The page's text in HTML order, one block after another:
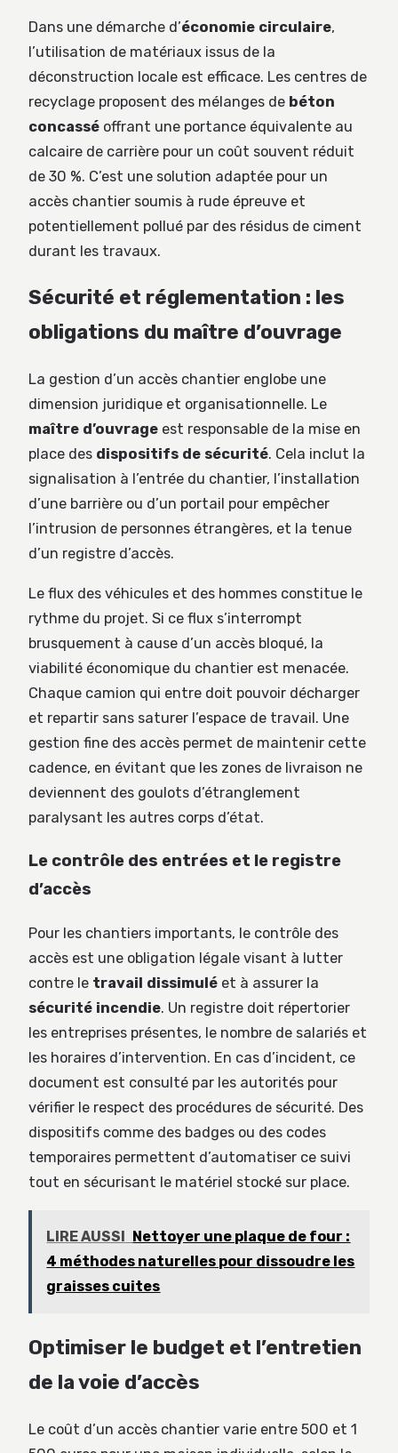
Dans une démarche d’économie circulaire,
l’utilisation de matériaux issus de la
déconstruction locale est efficace. Les centres de
recyclage proposent des mélanges de béton
concassé offrant une portance équivalente au
calcaire de carrière pour un coût souvent réduit
de 30 %. C’est une solution adaptée pour un
accès chantier soumis à rude épreuve et
potentiellement pollué par des résidus de ciment
durant les travaux.
Sécurité et réglementation : les
obligations du maître d’ouvrage
La gestion d’un accès chantier englobe une
dimension juridique et organisationnelle. Le
maître d’ouvrage est responsable de la mise en
place des dispositifs de sécurité. Cela inclut la
signalisation à l’entrée du chantier, l’installation
d’une barrière ou d’un portail pour empêcher
l’intrusion de personnes étrangères, et la tenue
d’un registre d’accès.
Le flux des véhicules et des hommes constitue le
rythme du projet. Si ce flux s’interrompt
brusquement à cause d’un accès bloqué, la
viabilité économique du chantier est menacée.
Chaque camion qui entre doit pouvoir décharger
et repartir sans saturer l’espace de travail. Une
gestion fine des accès permet de maintenir cette
cadence, en évitant que les zones de livraison ne
deviennent des goulots d’étranglement
paralysant les autres corps d’état.
Le contrôle des entrées et le registre
d’accès
Pour les chantiers importants, le contrôle des
accès est une obligation légale visant à lutter
contre le travail dissimulé et à assurer la
sécurité incendie. Un registre doit répertorier
les entreprises présentes, le nombre de salariés et
les horaires d’intervention. En cas d’incident, ce
document est consulté par les autorités pour
vérifier le respect des procédures de sécurité. Des
dispositifs comme des badges ou des codes
temporaires permettent d’automatiser ce suivi
tout en sécurisant le matériel stocké sur place.
LIRE AUSSI Nettoyer une plaque de four :
4 méthodes naturelles pour dissoudre les
graisses cuites
Optimiser le budget et l’entretien
de la voie d’accès
Le coût d’un accès chantier varie entre 500 et 1